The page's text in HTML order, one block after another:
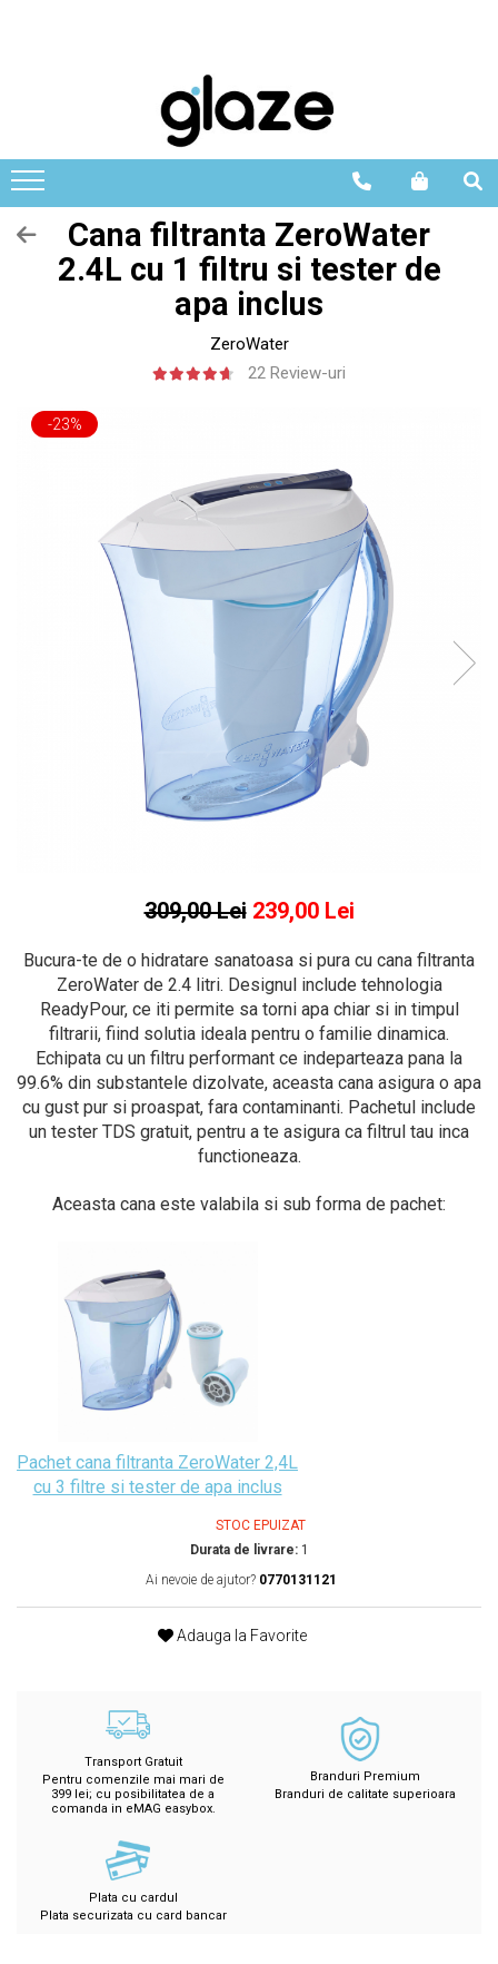
Cana filtranta ZeroWater
2.4L cu 1 filtru si tester de
apa inclus
ZeroWater
22 Review-uri
-23%
309,00 Lei 239,00 Lei
Bucura-te de o hidratare sanatoasa si pura cu cana filtranta
ZeroWater de 2.4 litri. Designul include tehnologia
ReadyPour, ce iti permite sa torni apa chiar si in timpul
filtrarii, fiind solutia ideala pentru o familie dinamica.
Echipata cu un filtru performant ce indeparteaza pana la
99.6% din substantele dizolvate, aceasta cana asigura o apa
cu gust pur si proaspat, fara contaminanti. Pachetul include
un tester TDS gratuit, pentru a te asigura ca filtrul tau inca
functioneaza.
Aceasta cana este valabila si sub forma de pachet:
Pachet cana filtranta ZeroWater 2,4L
cu 3 filtre si tester de apa inclus
STOC EPUIZAT
Durata de livrare:1
Ai nevoie de ajutor? 0770131121
Adauga la Favorite
Transport Gratuit
Pentru comenzile mai mari de
399 lei; cu posibilitatea de a
comanda in eMAG easybox.
Branduri Premium
Branduri de calitate superioara
Plata cu cardul
Plata securizata cu card bancar